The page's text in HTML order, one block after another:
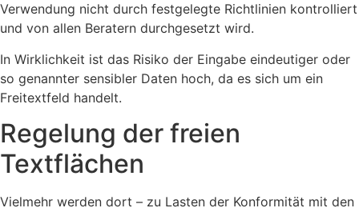
Verwendung nicht durch festgelegte Richtlinien kontrolliert
und von allen Beratern durchgesetzt wird.
In Wirklichkeit ist das Risiko der Eingabe eindeutiger oder
so genannter sensibler Daten hoch, da es sich um ein
Freitextfeld handelt.
Regelung der freien
Textflächen
Vielmehr werden dort – zu Lasten der Konformität mit den